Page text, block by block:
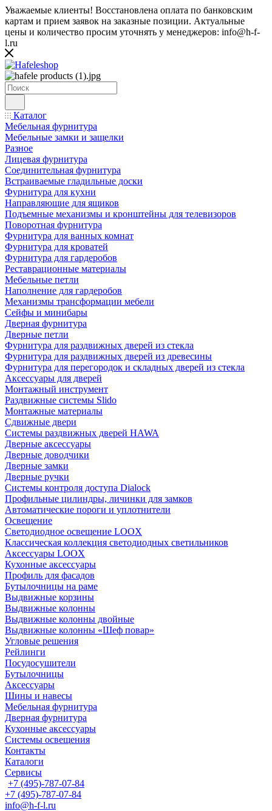
Уважаемые клиенты! Восстановлена оплата по банковским
картам и прием заявок на заказные позиции. Актуальные
цены и количество просим уточнять у менеджеров: info@h-f-
l.ru
Каталог
Мебельная фурнитура
Мебельные замки и защелки
Разное
Лицевая фурнитура
Соединительная фурнитура
Встраиваемые гладильные доски
Фурнитура для кухни
Направляющие для ящиков
Подъемные механизмы и кронштейны для телевизоров
Поворотная фурнитура
Фурнитура для ванных комнат
Фурнитура для кроватей
Фурнитура для гардеробов
Реставрационные материалы
Мебельные петли
Наполнение для гардеробов
Механизмы трансформации мебели
Сейфы и минибары
Дверная фурнитура
Дверные петли
Фурнитура для раздвижных дверей из стекла
Фурнитура для раздвижных дверей из древесины
Фурнитура для перегородок и складных дверей из стекла
Аксессуары для дверей
Монтажный инструмент
Раздвижные системы Slido
Монтажные материалы
Сдвижные двери
Системы раздвижных дверей HAWA
Дверные аксессуары
Дверные доводчики
Дверные замки
Дверные ручки
Системы контроля доступа Dialock
Профильные цилиндры, личинки для замков
Автоматические пороги и уплотнители
Освещение
Светодиодное освещение LOOX
Классическая коллекция светодиодных светильников
Аксессуары LOOX
Кухонные аксессуары
Профиль для фасадов
Бутылочницы на раме
Выдвижные корзины
Выдвижные колонны
Выдвижные колонны двойные
Bыдвижные колонны «Шеф повар»
Угловые решения
Рейлинги
Посудосушители
Бутылочницы
Аксессуары
Шины и навесы
Мебельная фурнитура
Дверная фурнитура
Кухонные аксессуары
Системы освещения
Контакты
Каталоги
Сервисы
+7 (495)-787-07-84
+7 (495)-787-07-84
info@h-f-l.ru